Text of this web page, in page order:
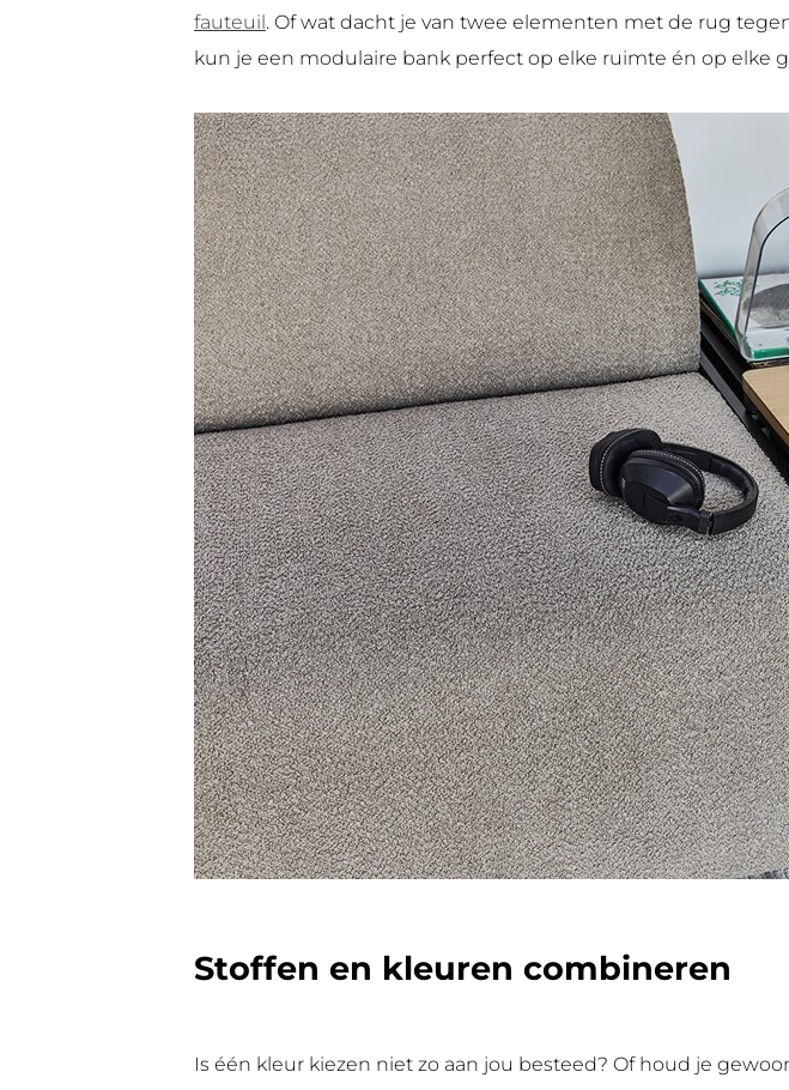
fauteuil. Of wat dacht je van twee elementen met de rug
kun je een modulaire bank perfect op elke ruimte én op elke
Stoffen en kleuren combineren
Is één kleur kiezen niet zo aan jou besteed? Of houd je